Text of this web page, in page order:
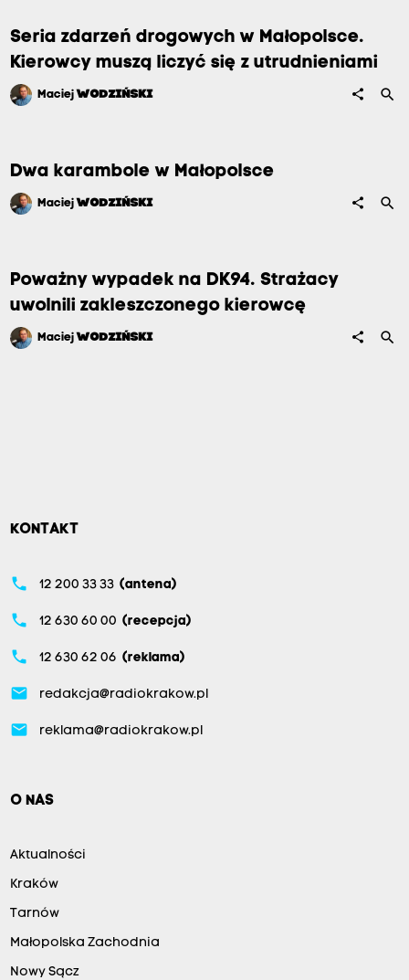
Seria zdarzeń drogowych w Małopolsce.
Kierowcy muszą liczyć się z utrudnieniami
Maciej WODZIŃSKI share search
Dwa karambole w Małopolsce
Maciej WODZIŃSKI share search
Poważny wypadek na DK94. Strażacy
uwolnili zakleszczonego kierowcę
Maciej WODZIŃSKI share search
KONTAKT
phone 12 200 33 33 (antena)
phone 12 630 60 00 (recepcja)
phone 12 630 62 06 (reklama)
email redakcja@radiokrakow.pl
email reklama@radiokrakow.pl
O NAS
Aktualności
Kraków
Tarnów
Małopolska Zachodnia
Nowy Sącz